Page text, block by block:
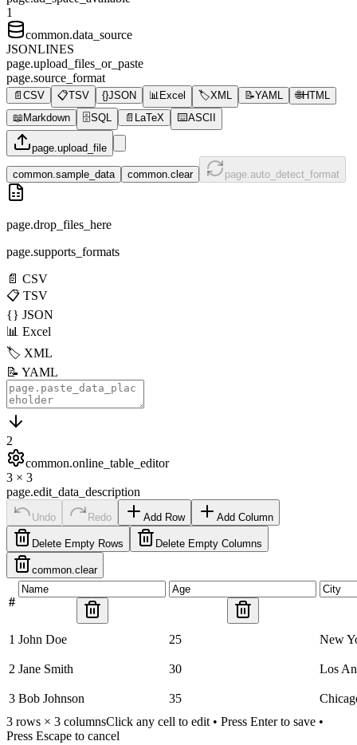
1
common.data_source
JSONLINES
page.upload_files_or_paste
page.source_format
📄 CSV 📋TSV {}JSON 📊 Excel 🏷️XML 📝YAML 🌐HTML
📖 Markdown 🗄️SQL 📄 LaTeX ⌨️ASCII
page.upload_file
common.sample_data common.clear page.auto_detect_format
page.drop_files_here
page.supports_formats
📄 CSV
📋 TSV
{} JSON
📊 Excel
🏷️ XML
📝 YAML
2
common.online_table_editor
3 × 3
page.edit_data_description
Undo Redo Add Row Add Column
Delete Empty Rows Delete Empty Columns
common.clear
#
1 John Doe 25 New
2 Jane Smith 30 Los
3 Bob Johnson 35
3 rows × 3 columnsClick any cell to edit • Press Enter to save •
Press Escape to cancel